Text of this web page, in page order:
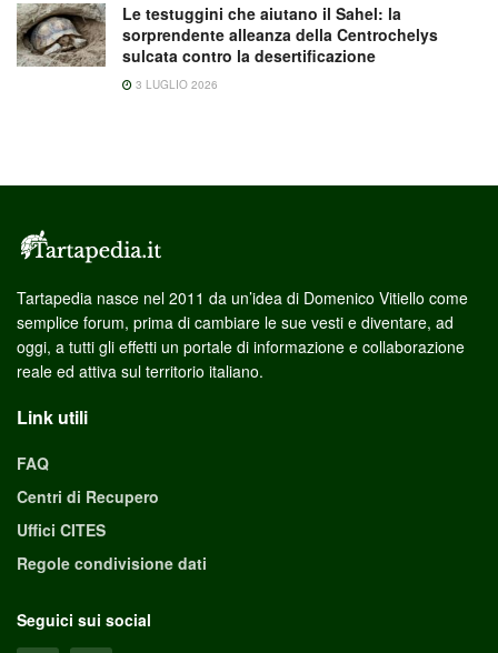
Le testuggini che aiutano il Sahel: la
sorprendente alleanza della Centrochelys
sulcata contro la desertificazione
3 LUGLIO 2026
Tartapedia nasce nel 2011 da un’idea di Domenico Vitiello come
semplice forum, prima di cambiare le sue vesti e diventare, ad
oggi, a tutti gli effetti un portale di informazione e collaborazione
reale ed attiva sul territorio italiano.
Link utili
FAQ
Centri di Recupero
Uffici CITES
Regole condivisione dati
Seguici sui social